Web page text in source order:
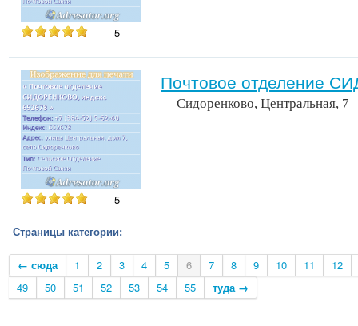
5
5
Почтовое отделение
Сидоренково, Центральная, 7
Страницы категории:
← сюда 1 2 3 4 5 6 7 8 9 10 11
12
49
50 51 52 53 54 55 туда →